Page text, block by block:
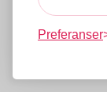
Preferanser